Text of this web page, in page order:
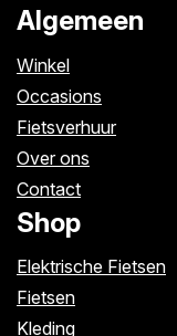
Algemeen
Winkel
Occasions
Fietsverhuur
Over ons
Contact
Shop
Elektrische Fietsen
Fietsen
Kleding